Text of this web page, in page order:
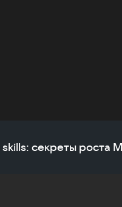
секреты роста